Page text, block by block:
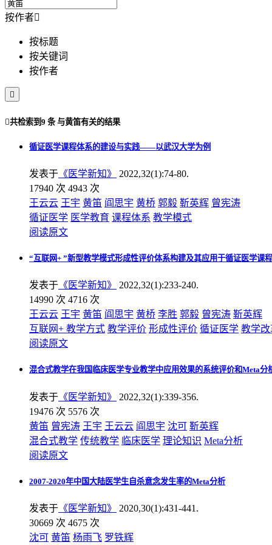
按作者
按标题
按关键词
按作者

共检索到 9 条与黄笛有关的结果
循证医学课程体系的建设与实践——以武汉大学为例
发表于 《医学新知》
2022,32(1):74-80.
17940 次 4943 次
王云云 王宇 黄笛 阎思宇 黄桥 郭毅 靳英辉 曾宪涛
循证医学 医学教育 课程体系 教学模式
阅读原文
“互联网+ ”新型教学模式形成性评价体系构建及其应用于循证医学课
发表于 《医学新知》
2022,32(1):233-240.
14990 次 4716 次
王云云 王宇 黄笛 阎思宇 黄桥 李胜 郭毅 曾宪涛 靳英辉
互联网+ 教学方式 教学评价 形成性评价 循证医学 教学改
阅读原文
混合式教学在我国临床医学专业教学中应用效果的系统评价和Meta分
发表于 《医学新知》
2022,32(1):339-356.
19476 次 5576 次
黄笛 曾宪涛 王宇 王云云 阎思宇 沈可 靳英辉
混合式教学 传统教学 临床医学 理论知识 Meta分析
阅读原文
2007-2020年中国大陆医学生自杀意念发生率的Meta分析
发表于 《医学新知》
2020,30(1):431-441.
30669 次 4675 次
沈可 黄笛 杨雨飞 罗铁辉